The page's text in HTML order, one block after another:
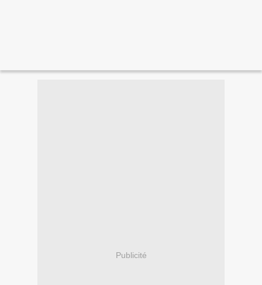
Publicité